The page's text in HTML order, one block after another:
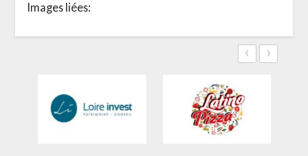
Images liées:
‹ ›